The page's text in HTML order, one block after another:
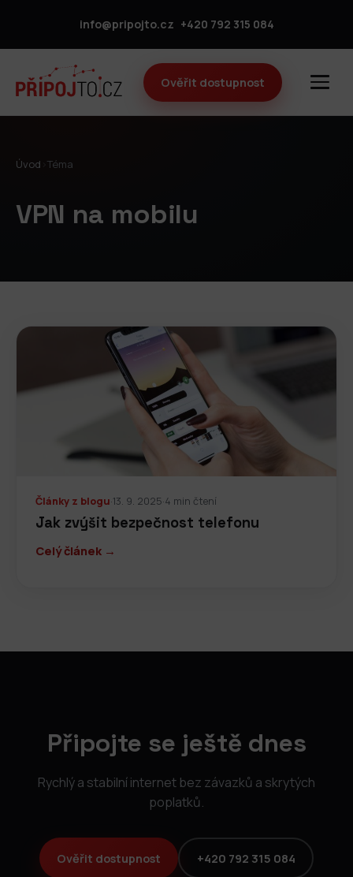
info@pripojto.cz +420 792 315 084
Ověřit dostupnost
Úvod Téma
VPN na mobilu
Články z blogu·13. 9. 2025·4 min čtení
Jak zvýšit bezpečnost telefonu
Celý článek →
Připojte se ještě dnes
Rychlý a stabilní internet bez závazků a skrytých
poplatků.
Ověřit dostupnost +420 792 315 084